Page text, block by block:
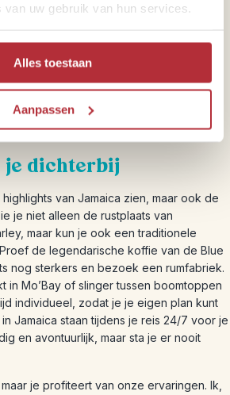
uw gebruik van hun services.
Alles toestaan
Aanpassen
informatie en
reiservaringen en actuele
Je vindt het allemaal op onze
je dichterbij
van Jamaica zien, maar ook de
je niet alleen de rustplaats van
maar kun je ook een traditionele
de legendarische koffie van de Blue
nog sterkers en bezoek een rumfabriek.
in Mo’Bay of slinger tussen boomtoppen
individueel, zodat je je eigen plan kunt
Jamaica staan tijdens je reis 24/7 voor je
en avontuurlijk, maar sta je er nooit
je profiteert van onze ervaringen. Ik,